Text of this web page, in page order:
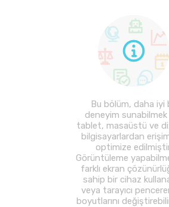
Bu bölüm, daha iyi
deneyim sunabilmek
tablet, masaüstü ve
bilgisayarlardan
optimize
Görüntüleme
farklı ekran
sahip bir cihaz
veya tarayıcı
boyutlarını